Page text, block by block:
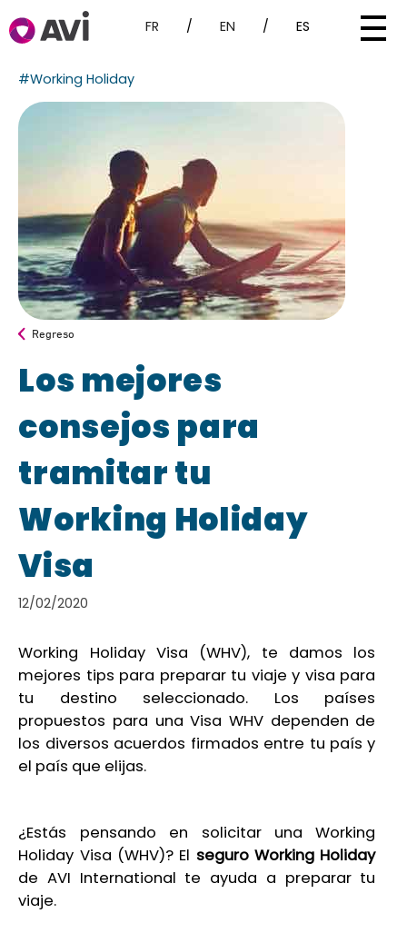
FR / EN / ES
#Working Holiday
Regreso
Los mejores
consejos para
tramitar tu
Working Holiday
Visa
12/02/2020
Working Holiday Visa (WHV), te damos los
mejores tips para preparar tu viaje y visa para
tu destino seleccionado. Los países
propuestos para una Visa WHV dependen de
los diversos acuerdos firmados entre tu país y
el país que elijas.
¿Estás pensando en solicitar una Working
Holiday Visa (WHV)? El seguro Working Holiday
de AVI International te ayuda a preparar tu
viaje.